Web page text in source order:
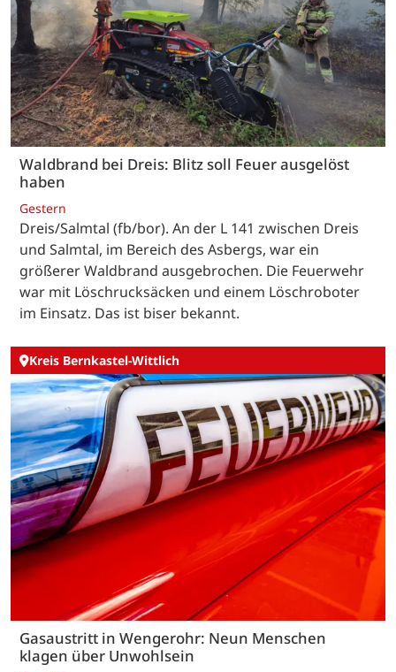
Waldbrand bei Dreis: Blitz soll Feuer ausgelöst
haben
Gestern
Dreis/Salmtal (fb/bor). An der L 141 zwischen Dreis
und Salmtal, im Bereich des Asbergs, war ein
größerer Waldbrand ausgebrochen. Die Feuerwehr
war mit Löschrucksäcken und einem Löschroboter
im Einsatz. Das ist biser bekannt.
Kreis Bernkastel-Wittlich
Gasaustritt in Wengerohr: Neun Menschen
klagen über Unwohlsein